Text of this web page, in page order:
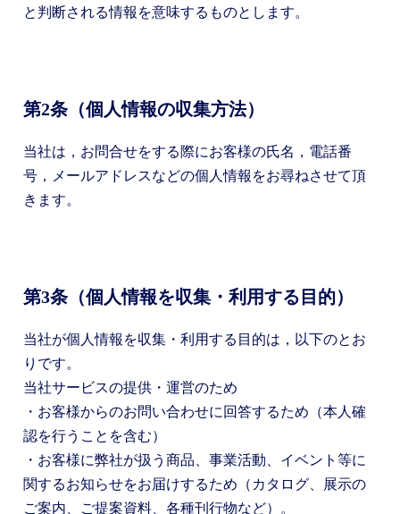
と判断される情報を意味するものとします。
第2条（個人情報の収集方法）
当社は，お問合せをする際にお客様の氏名，電話番
号，メールアドレスなどの個人情報をお尋ねさせて頂
きます。
第3条（個人情報を収集・利用する目的）
当社が個人情報を収集・利用する目的は，以下のとお
りです。
当社サービスの提供・運営のため
・お客様からのお問い合わせに回答するため（本人確
認を行うことを含む）
・お客様に弊社が扱う商品、事業活動、イベント等に
関するお知らせをお届けするため（カタログ、展示の
ご案内、ご提案資料、各種刊行物など）。